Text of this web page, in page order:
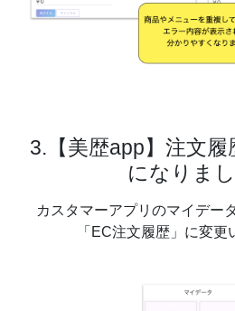
3.【美歴app】注文
になりまし
カスタマーアプリのマイデー
「EC注文履歴」に変更